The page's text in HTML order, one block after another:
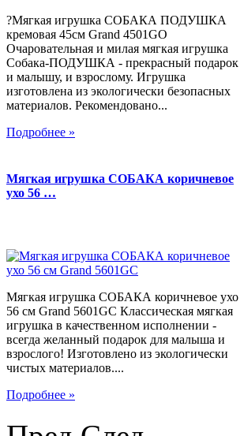
?Мягкая игрушка СОБАКА ПОДУШКА
кремовая 45см Grand 4501GO
Очаровательная и милая мягкая игрушка
Собака-ПОДУШКА - прекрасный подарок
и малышу, и взрослому. Игрушка
изготовлена из экологически безопасных
материалов. Рекомендовано...
Подробнее »
Мягкая игрушка СОБАКА коричневое
ухо 56 …
Мягкая игрушка СОБАКА коричневое ухо
56 см Grand 5601GC Классическая мягкая
игрушка в качественном исполнении -
всегда желанный подарок для малыша и
взрослого! Изготовлено из экологически
чистых материалов....
Подробнее »